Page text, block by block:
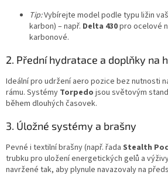
Tip:Vybírejte model podle typu ližin
karbon) – např. Delta 430pro ocelové
karbonové.
2. Přední hydratace a doplňky na
Ideální pro udržení aero pozice bez nutnosti
rámu. Systémy Torpedo jsou světovým
během dlouhých časovek.
3. Úložné systémy a brašny
Pevné i textilní brašny (např. řada Stealth
trubku pro uložení energetických gelů a
navržené tak, aby plynule navazovaly na